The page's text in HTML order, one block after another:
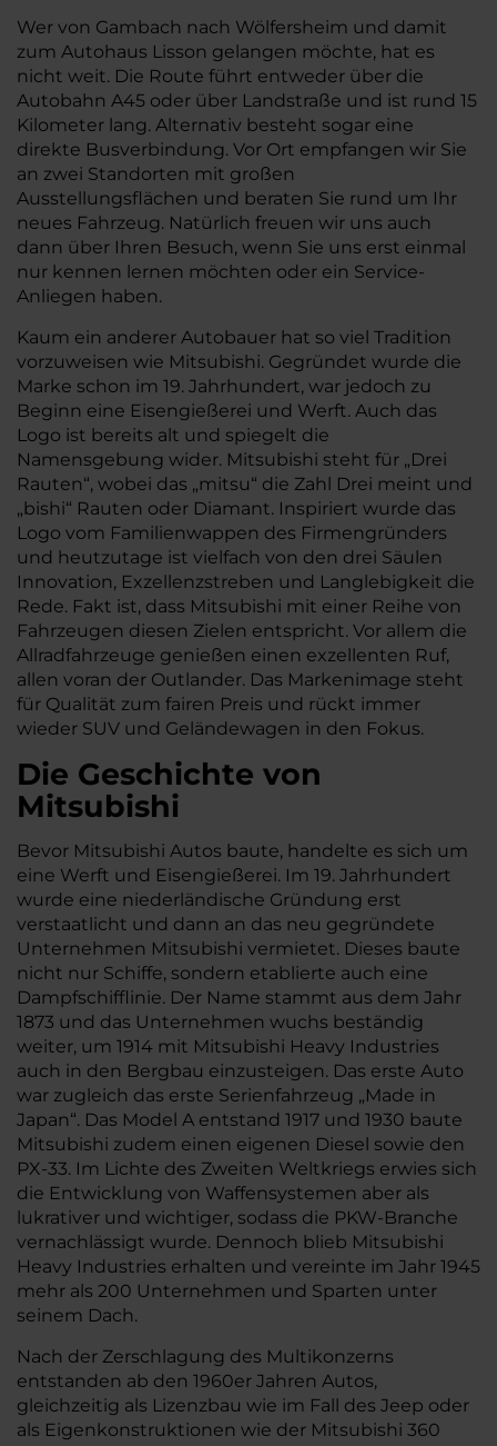
Wer von Gambach nach Wölfersheim und damit
zum Autohaus Lisson gelangen möchte, hat es
nicht weit. Die Route führt entweder über die
Autobahn A45 oder über Landstraße und ist rund 15
Kilometer lang. Alternativ besteht sogar eine
direkte Busverbindung. Vor Ort empfangen wir Sie
an zwei Standorten mit großen
Ausstellungsflächen und beraten Sie rund um Ihr
neues Fahrzeug. Natürlich freuen wir uns auch
dann über Ihren Besuch, wenn Sie uns erst einmal
nur kennen lernen möchten oder ein Service-
Anliegen haben.
Kaum ein anderer Autobauer hat so viel Tradition
vorzuweisen wie Mitsubishi. Gegründet wurde die
Marke schon im 19. Jahrhundert, war jedoch zu
Beginn eine Eisengießerei und Werft. Auch das
Logo ist bereits alt und spiegelt die
Namensgebung wider. Mitsubishi steht für „Drei
Rauten“, wobei das „mitsu“ die Zahl Drei meint und
„bishi“ Rauten oder Diamant. Inspiriert wurde das
Logo vom Familienwappen des Firmengründers
und heutzutage ist vielfach von den drei Säulen
Innovation, Exzellenzstreben und Langlebigkeit die
Rede. Fakt ist, dass Mitsubishi mit einer Reihe von
Fahrzeugen diesen Zielen entspricht. Vor allem die
Allradfahrzeuge genießen einen exzellenten Ruf,
allen voran der Outlander. Das Markenimage steht
für Qualität zum fairen Preis und rückt immer
wieder SUV und Geländewagen in den Fokus.
Die Geschichte von
Mitsubishi
Bevor Mitsubishi Autos baute, handelte es sich um
eine Werft und Eisengießerei. Im 19. Jahrhundert
wurde eine niederländische Gründung erst
verstaatlicht und dann an das neu gegründete
Unternehmen Mitsubishi vermietet. Dieses baute
nicht nur Schiffe, sondern etablierte auch eine
Dampfschifflinie. Der Name stammt aus dem Jahr
1873 und das Unternehmen wuchs beständig
weiter, um 1914 mit Mitsubishi Heavy Industries
auch in den Bergbau einzusteigen. Das erste Auto
war zugleich das erste Serienfahrzeug „Made in
Japan“. Das Model A entstand 1917 und 1930 baute
Mitsubishi zudem einen eigenen Diesel sowie den
PX-33. Im Lichte des Zweiten Weltkriegs erwies sich
die Entwicklung von Waffensystemen aber als
lukrativer und wichtiger, sodass die PKW-Branche
vernachlässigt wurde. Dennoch blieb Mitsubishi
Heavy Industries erhalten und vereinte im Jahr 1945
mehr als 200 Unternehmen und Sparten unter
seinem Dach.
Nach der Zerschlagung des Multikonzerns
entstanden ab den 1960er Jahren Autos,
gleichzeitig als Lizenzbau wie im Fall des Jeep oder
als Eigenkonstruktionen wie der Mitsubishi 360